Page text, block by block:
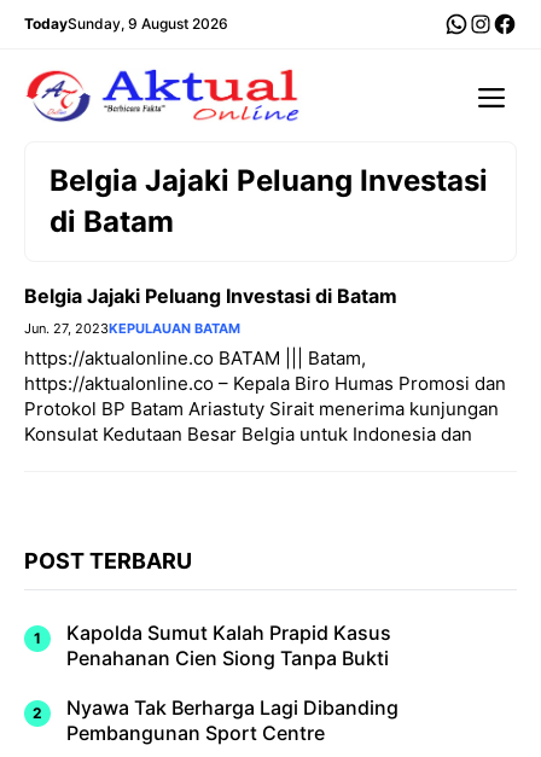
Langsung
TodaySunday, 9 August 2026
Belgia Jajaki Peluang Investasi
di Batam
Belgia Jajaki Peluang Investasi di Batam
Jun. 27, 2023KEPULAUAN BATAM
https://aktualonline.co BATAM ||| Batam,
https://aktualonline.co – Kepala Biro Humas Promosi dan
Protokol BP Batam Ariastuty Sirait menerima kunjungan
Konsulat Kedutaan Besar Belgia untuk Indonesia dan
POST TERBARU
Kapolda Sumut Kalah Prapid Kasus
Penahanan Cien Siong Tanpa Bukti
Nyawa Tak Berharga Lagi Dibanding
Pembangunan Sport Centre